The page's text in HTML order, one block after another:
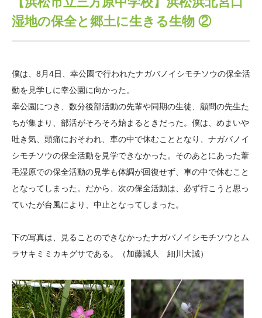
沿革
中谷財団40年史
役員・評議員 公開情報
年報一覧 中谷財団レポート
神戸賞 長期大型研究助成
大学院生奨学金
国際学生交流プログラ
科学教育振興助成・
次世代理系人材育成プ
ログラム助成
その他情報
アクセス
サイトマップ 中谷財団アーカイブ
日本語 English
湿地の保全と郷土に生きる生物 ②
僕は、8月4日、幸公園で行われたナガバノイシモチソウの保全活
動を見学しに幸公園に向かった。
幸公園につき、数分後部活動の先輩や同期の生徒、顧問の先生た
ちが集まり、部活がそろそろ始まるときだった。僕は、めまいや
吐き気、頭痛におそわれ、車の中で休むこととなり、ナガバノイ
シモチソウの保全活動を見学できなかった。そのあとにあった葦
毛湿原での保全活動の見学も体調が回復せず、車の中で休むこと
となってしまった。だから、次の保全活動は、必ず行こうと思っ
ていたが台風により、中止となってしまった。
下の写真は、見ることのできなかったナガバノイシモチソウとム
ラサキミミカキグサである。（加藤誠人 細川大誠）